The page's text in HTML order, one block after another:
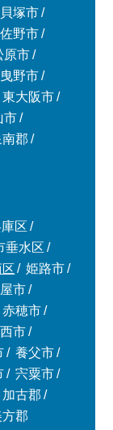
貝塚市
野市
原市
野市
東大阪市
市
南郡
区
垂水区
姫路市
市
赤穂市
市
養父市
宍粟市
加古郡
方郡